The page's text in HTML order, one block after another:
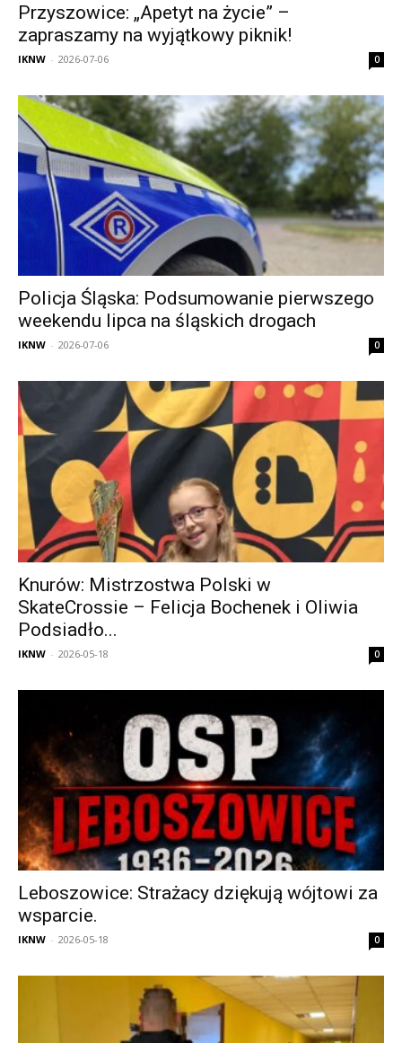
Przyszowice: „Apetyt na życie” –
zapraszamy na wyjątkowy piknik!
IKNW - 2026-07-06 0
Policja Śląska: Podsumowanie pierwszego
weekendu lipca na śląskich drogach
IKNW - 2026-07-06 0
Knurów: Mistrzostwa Polski w
SkateCrossie – Felicja Bochenek i Oliwia
Podsiadło...
IKNW - 2026-05-18 0
Leboszowice: Strażacy dziękują wójtowi za
wsparcie.
IKNW - 2026-05-18 0